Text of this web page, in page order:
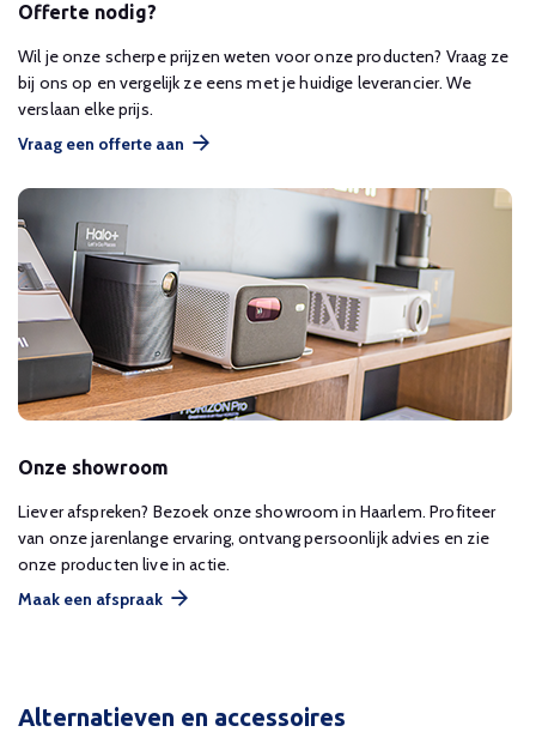
Offerte nodig?
Wil je onze scherpe prijzen weten voor onze producten? Vraag ze
bij ons op en vergelijk ze eens met je huidige leverancier. We
verslaan elke prijs.
Vraag een offerte aan
Onze showroom
Liever afspreken? Bezoek onze showroom in Haarlem. Profiteer
van onze jarenlange ervaring, ontvang persoonlijk advies en zie
onze producten live in actie.
Maak een afspraak
Alternatieven en accessoires